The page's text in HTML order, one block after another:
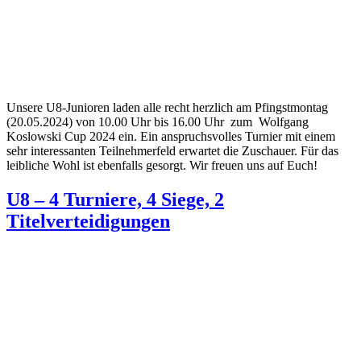
Unsere U8-Junioren laden alle recht herzlich am Pfingstmontag
(20.05.2024) von 10.00 Uhr bis 16.00 Uhr zum Wolfgang
Koslowski Cup 2024 ein. Ein anspruchsvolles Turnier mit einem
sehr interessanten Teilnehmerfeld erwartet die Zuschauer. Für das
leibliche Wohl ist ebenfalls gesorgt. Wir freuen uns auf Euch!
U8 – 4 Turniere, 4 Siege, 2
Titelverteidigungen